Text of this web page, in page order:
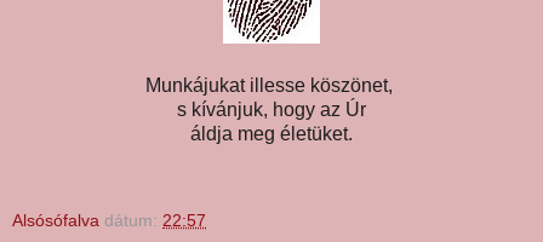
Munkájukat illesse köszönet,
s kívánjuk, hogy az Úr
áldja meg életüket.
Alsósófalva dátum: 22:57